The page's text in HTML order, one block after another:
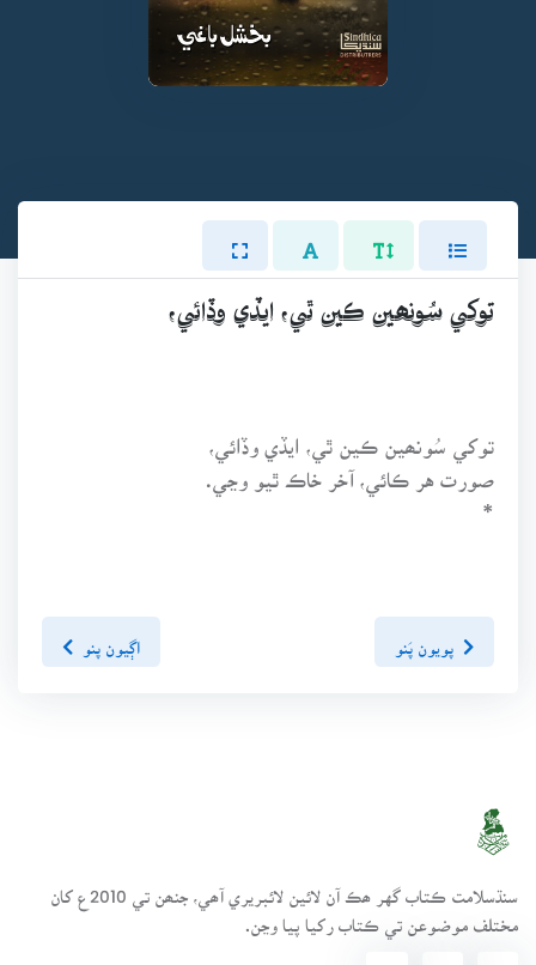
توکي سُونھين ڪين ٿي، ايڏي وڏائي،
توکي سُونھين ڪين ٿي، ايڏي وڏائي،
صورت هر ڪائي، آخر خاڪ ٿيو وڃي.
*
پويون پَنو اڳيون پنو
سنڌسلامت ڪتاب گهر ھڪ آن لائين لائبريري آھي، جنھن تي 2010ع کان
مختلف موضوعن تي ڪتاب رکيا پيا وڃن.